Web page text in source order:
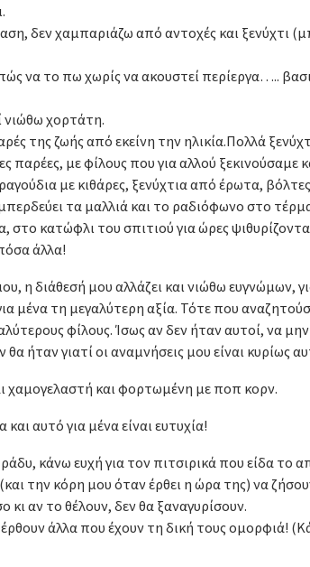
δεν χαμπαριάζω από αντοχές και ξενύχτι
το πω χωρίς να ακουστεί περίεργα…..
νιώθω χορτάτη.
της ζωής από εκείνη την ηλικία.Πολλά
παρέες, με φίλους που για αλλού ξεκινούσαμε
με κιθάρες, ξενύχτια από έρωτα,
τα μαλλιά και το ραδιόφωνο στο
στο κατώφλι του σπιτιού για ώρες
άλλα!
η διάθεσή μου αλλάζει και νιώθω ευγνώμων,
μένα τη μεγαλύτερη αξία. Τότε που
φίλους. Ίσως αν δεν ήταν αυτοί, να
ήταν γιατί οι αναμνήσεις μου είναι κυρίως
χαμογελαστή και φορτωμένη με ποπ κορν.
αυτό για μένα είναι ευτυχία!
κάνω ευχή για τον πιτσιρικά που είδα το
(και την κόρη μου όταν έρθει η ώρα της) να
κι αν το θέλουν, δεν θα ξαναγυρίσουν.
άλλα που έχουν τη δική τους ομορφιά!